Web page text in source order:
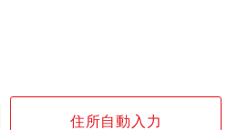
住所自動入力